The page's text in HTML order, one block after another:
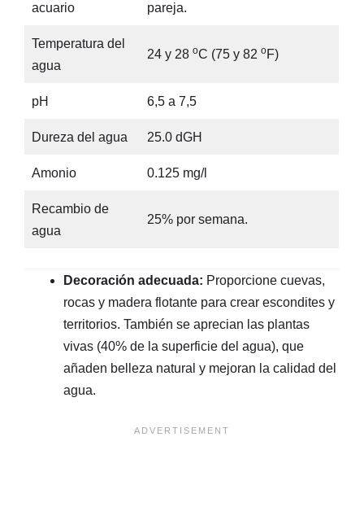
acuario
pareja.
Temperatura del
agua
24 y 28 oC (75 y 82 oF)
pH 6,5 a 7,5
Dureza del agua 25.0 dGH
Amonio 0.125 mg/l
Recambio de
agua
25% por semana.
Decoración adecuada: Proporcione cuevas,
rocas y madera flotante para crear escondites y
territorios. También se aprecian las plantas
vivas (40% de la superficie del agua), que
añaden belleza natural y mejoran la calidad del
agua.